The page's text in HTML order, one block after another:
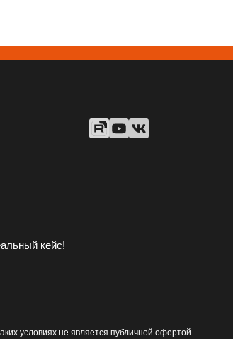
кейс!
условиях не является публичной офертой.